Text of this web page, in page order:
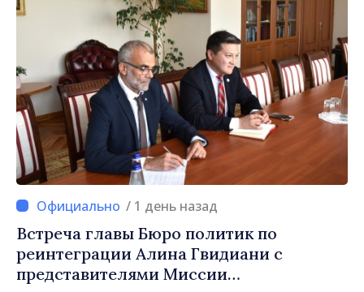
/ 1 день назад
Встреча главы Бюро политик по
реинтеграции Алина Гвидиани с
представителями Миссии